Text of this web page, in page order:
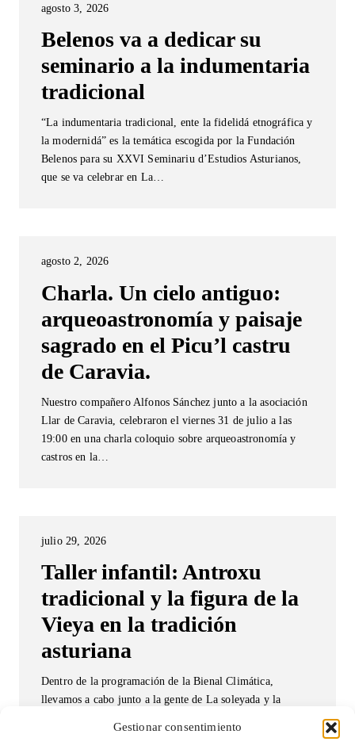
Gestionar consentimiento
agosto 3, 2026
Belenos va a dedicar su
seminario a la indumentaria
tradicional
“La indumentaria tradicional, ente la fidelidá etnográfica y
la modernidá” es la temática escogida por la Fundación
Belenos para su XXVI Seminariu d’Estudios Asturianos,
que se va celebrar en La…
agosto 2, 2026
Charla. Un cielo antiguo:
arqueoastronomía y paisaje
sagrado en el Picu’l castru
de Caravia.
Nuestro compañero Alfonos Sánchez junto a la asociación
Llar de Caravia, celebraron el viernes 31 de julio a las
19:00 en una charla coloquio sobre arqueoastronomía y
castros en la…
julio 29, 2026
Taller infantil: Antroxu
tradicional y la figura de la
Vieya en la tradición
asturiana
Dentro de la programación de la Bienal Climática,
llevamos a cabo junto a la gente de La soleyada y la